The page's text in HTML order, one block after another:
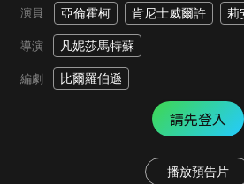
演員 亞倫霍柯 肯尼士威爾許 莉
導演 凡妮莎馬特蘇
編劇 比爾羅伯遜
請先登入
播放預告片